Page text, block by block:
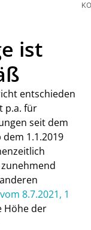
ist
entschieden
p.a. für
seit dem
1.1.2019
8.7.2021, 1
Höhe der